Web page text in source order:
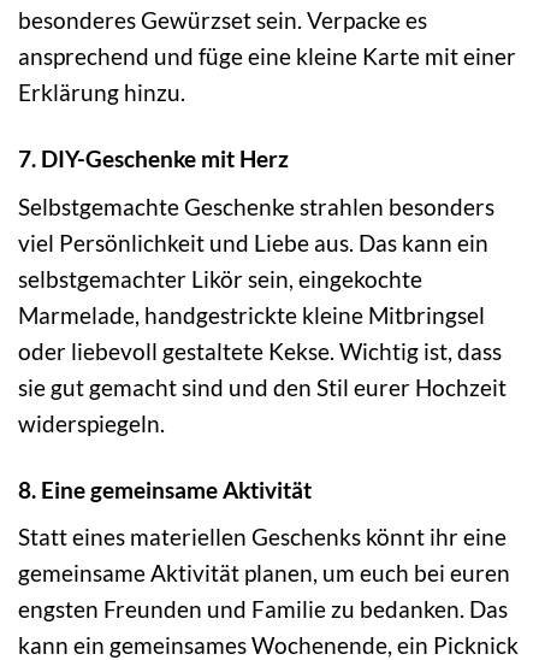
besonderes Gewürzset sein. Verpacke es
ansprechend und füge eine kleine Karte mit einer
Erklärung hinzu.
7. DIY-Geschenke mit Herz
Selbstgemachte Geschenke strahlen besonders
viel Persönlichkeit und Liebe aus. Das kann ein
selbstgemachter Likör sein, eingekochte
Marmelade, handgestrickte kleine Mitbringsel
oder liebevoll gestaltete Kekse. Wichtig ist, dass
sie gut gemacht sind und den Stil eurer Hochzeit
widerspiegeln.
8. Eine gemeinsame Aktivität
Statt eines materiellen Geschenks könnt ihr eine
gemeinsame Aktivität planen, um euch bei euren
engsten Freunden und Familie zu bedanken. Das
kann ein gemeinsames Wochenende, ein Picknick